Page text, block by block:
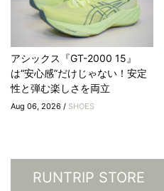
アシックス『GT-2000 15』
は“安心感”だけじゃない！安定
性と弾む楽しさを両立
Aug 06, 2026 / SHOES
RUNTRIP STORE